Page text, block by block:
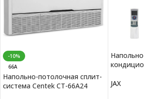
-10%
66А
Напольно-потолочная сплит-
система Centek CT-66А24
JAX